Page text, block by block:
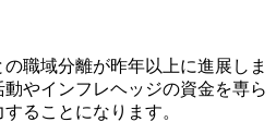
職域分離が昨年以上に進展しま
やインフレヘッジの資金を専ら
ることになります。